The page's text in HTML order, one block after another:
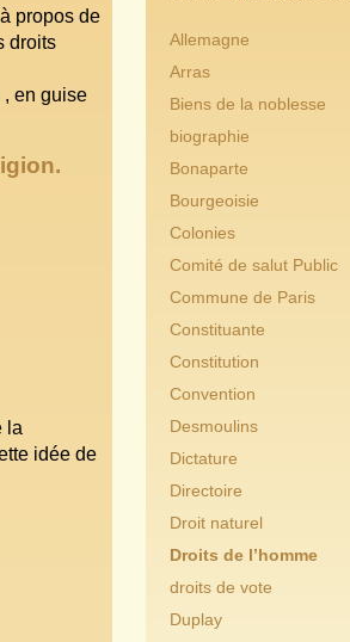
propos de
droits
en guise
la
idée de
Allemagne
Arras
Biens de la noblesse
biographie
Bonaparte
Bourgeoisie
Colonies
Comité de salut Public
Commune de Paris
Constituante
Constitution
Convention
Desmoulins
Dictature
Directoire
Droit naturel
Droits de l’homme
droits de vote
Duplay